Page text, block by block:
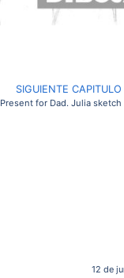
SIGUIENTE CAPITULO
Present for Dad. Julia sketch
12 de